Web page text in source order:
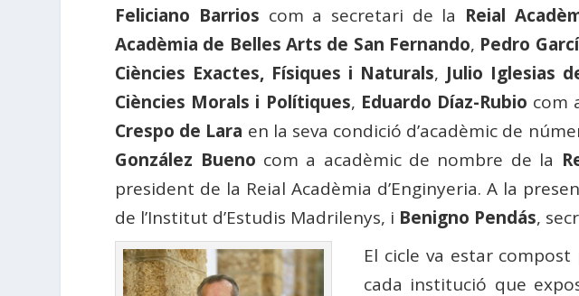
Feliciano Barrios com a secretari de la Reial
Acadèmia de Belles Arts de San Fernando, Pedro
Ciències Exactes, Físiques i Naturals, Julio Iglesias
Ciències Morals i Polítiques, Eduardo Díaz-Rubio com
Crespo de Lara en la seva condició d’acadèmic de
González Bueno com a acadèmic de nombre de la
president de la Reial Acadèmia d’Enginyeria. A la
de l’Institut d’Estudis Madrilenys, i Benigno Pendás,
El cicle va estar
cada institució que